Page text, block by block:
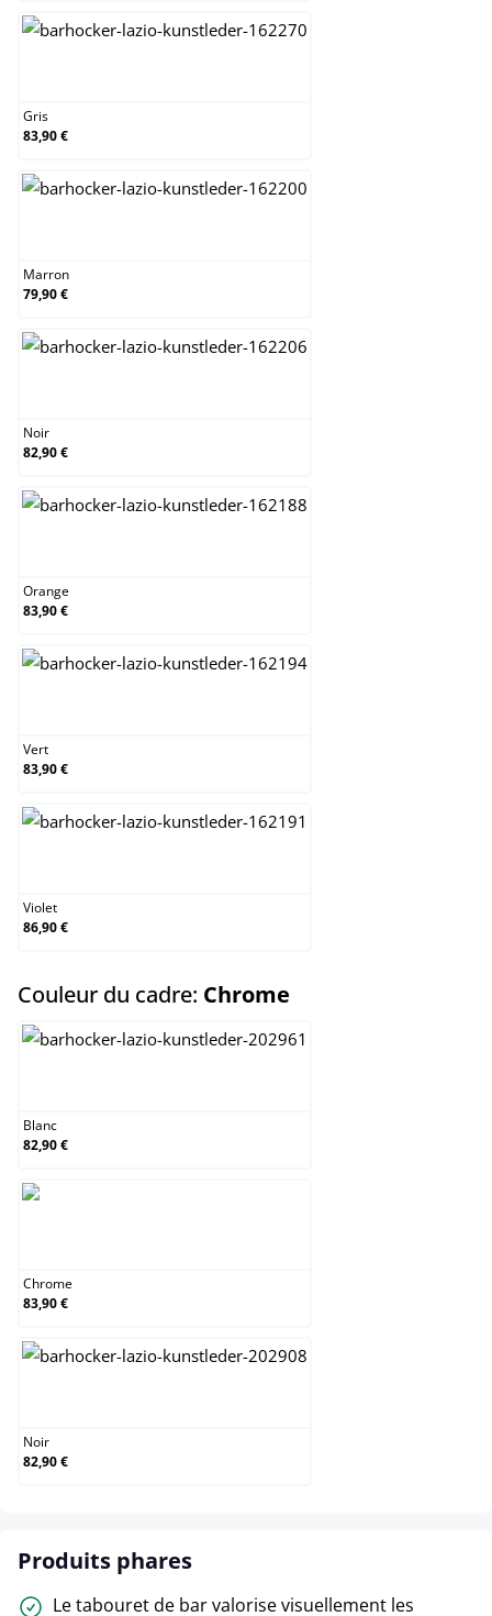
Gris
83,90 €
Marron
79,90 €
Noir
82,90 €
Orange
83,90 €
Vert
83,90 €
Violet
86,90 €
Couleur du cadre: Chrome
Blanc
82,90 €
Chrome
83,90 €
Noir
82,90 €
Produits phares
Le tabouret de bar valorise visuellement les